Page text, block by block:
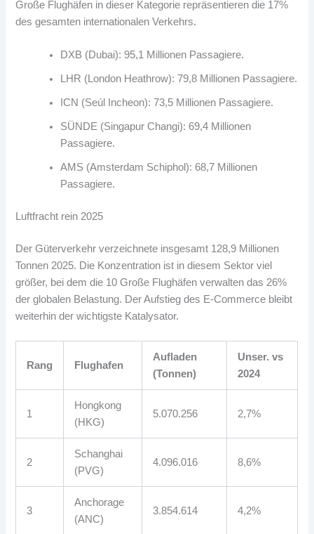
Große Flughäfen in dieser Kategorie repräsentieren die 17%
des gesamten internationalen Verkehrs.
DXB (Dubai): 95,1 Millionen Passagiere.
LHR (London Heathrow): 79,8 Millionen Passagiere.
ICN (Seúl Incheon): 73,5 Millionen Passagiere.
SÜNDE (Singapur Changi): 69,4 Millionen
Passagiere.
AMS (Amsterdam Schiphol): 68,7 Millionen
Passagiere.
Luftfracht rein 2025
Der Güterverkehr verzeichnete insgesamt 128,9 Millionen
Tonnen 2025. Die Konzentration ist in diesem Sektor viel
größer, bei dem die 10 Große Flughäfen verwalten das 26%
der globalen Belastung. Der Aufstieg des E-Commerce bleibt
weiterhin der wichtigste Katalysator.
Rang Flughafen
Aufladen
(Tonnen)
Unser. vs
2024
1
Hongkong
(HKG)
5.070.256 2,7%
2
Schanghai
(PVG)
4.096.016 8,6%
3
Anchorage
(ANC)
3.854.614 4,2%